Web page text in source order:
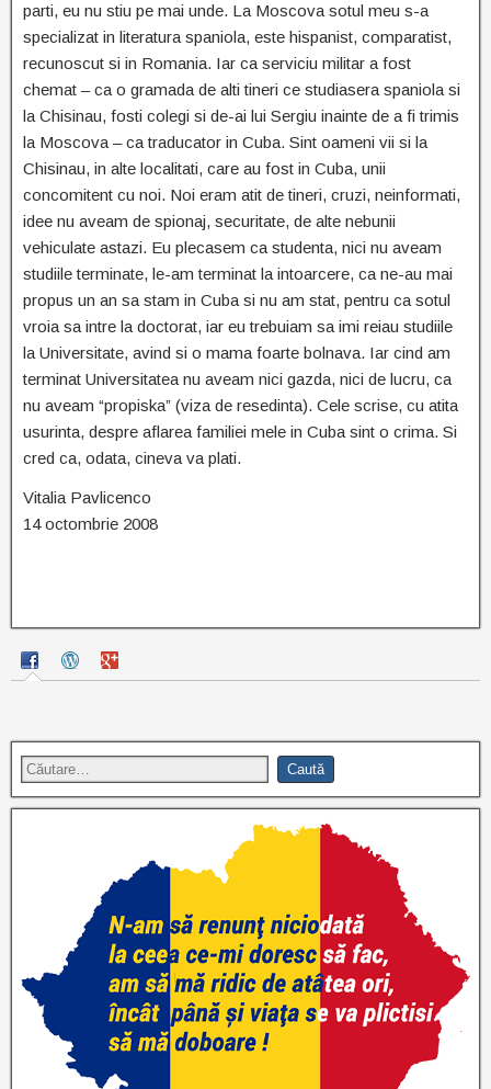
parti, eu nu stiu pe mai unde. La Moscova sotul meu s-a
specializat in literatura spaniola, este hispanist, comparatist,
recunoscut si in Romania. Iar ca serviciu militar a fost
chemat – ca o gramada de alti tineri ce studiasera spaniola si
la Chisinau, fosti colegi si de-ai lui Sergiu inainte de a fi trimis
la Moscova – ca traducator in Cuba. Sint oameni vii si la
Chisinau, in alte localitati, care au fost in Cuba, unii
concomitent cu noi. Noi eram atit de tineri, cruzi, neinformati,
idee nu aveam de spionaj, securitate, de alte nebunii
vehiculate astazi. Eu plecasem ca studenta, nici nu aveam
studiile terminate, le-am terminat la intoarcere, ca ne-au mai
propus un an sa stam in Cuba si nu am stat, pentru ca sotul
vroia sa intre la doctorat, iar eu trebuiam sa imi reiau studiile
la Universitate, avind si o mama foarte bolnava. Iar cind am
terminat Universitatea nu aveam nici gazda, nici de lucru, ca
nu aveam “propiska” (viza de resedinta). Cele scrise, cu atita
usurinta, despre aflarea familiei mele in Cuba sint o crima. Si
cred ca, odata, cineva va plati.
Vitalia Pavlicenco
14 octombrie 2008